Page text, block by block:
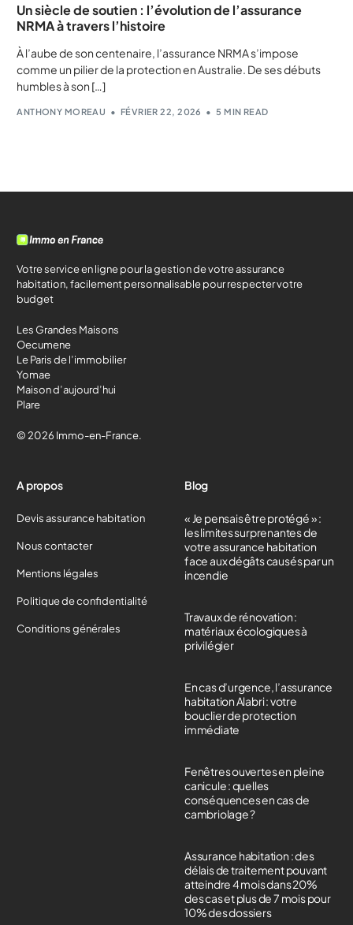
Un siècle de soutien : l’évolution de l’assurance
NRMA à travers l’histoire
À l’aube de son centenaire, l’assurance NRMA s’impose
comme un pilier de la protection en Australie. De ses débuts
humbles à son […]
ANTHONY MOREAU FÉVRIER 22, 2026 5 MIN READ
Votre service en ligne pour la gestion de votre assurance
habitation, facilement personnalisable pour respecter votre
budget
Les Grandes Maisons
Oecumene
Le Paris de l’immobilier
Yomae
Maison d’aujourd’hui
Plare
© 2026 Immo-en-France.
A propos
Devis assurance habitation
Nous contacter
Mentions légales
Politique de confidentialité
Conditions générales
Blog
« Je pensais être protégé » :
les limites surprenantes de
votre assurance habitation
face aux dégâts causés par un
incendie
Travaux de rénovation :
matériaux écologiques à
privilégier
En cas d’urgence, l’assurance
habitation Alabri : votre
bouclier de protection
immédiate
Fenêtres ouvertes en pleine
canicule : quelles
conséquences en cas de
cambriolage ?
Assurance habitation : des
délais de traitement pouvant
atteindre 4 mois dans 20%
des cas et plus de 7 mois pour
10% des dossiers